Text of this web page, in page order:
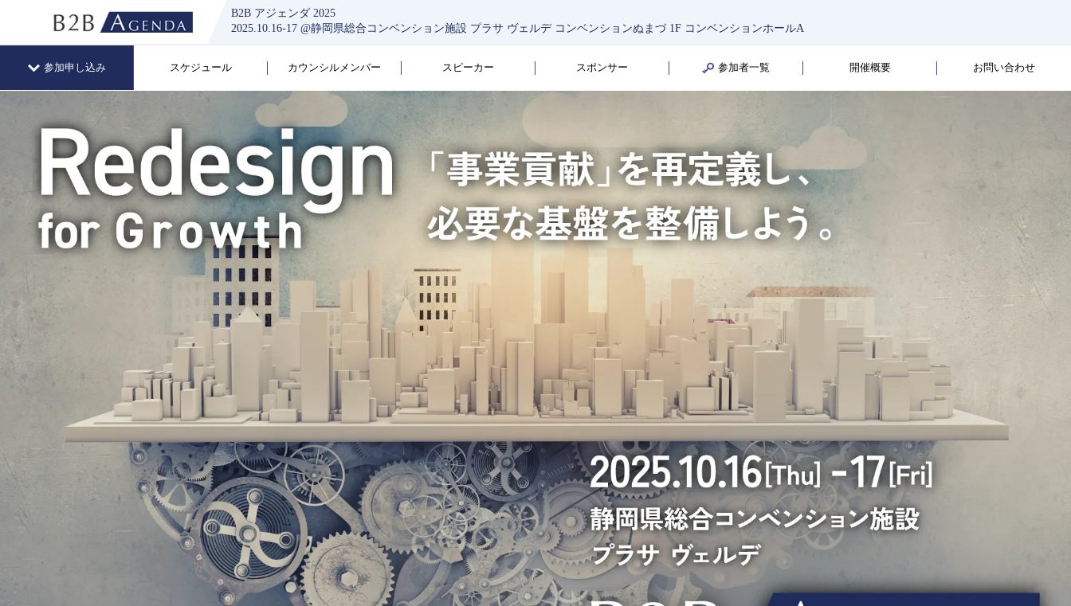
B2B アジェンダ 2025
2025.10.16-17 @静岡県総合コンベンション施設 プラサ ヴェルデ コンベンションぬまづ 1F コンベンションホールA
参加申し込み スケジュール カウンシルメンバー スピーカー スポンサー 参加者一覧 開催概要 お問い合わせ